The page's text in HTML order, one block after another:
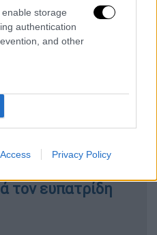
storage
authentication
and other
Privacy Policy
της
Παπούλιας
Έρχεται νέα
τον ευπατρίδη